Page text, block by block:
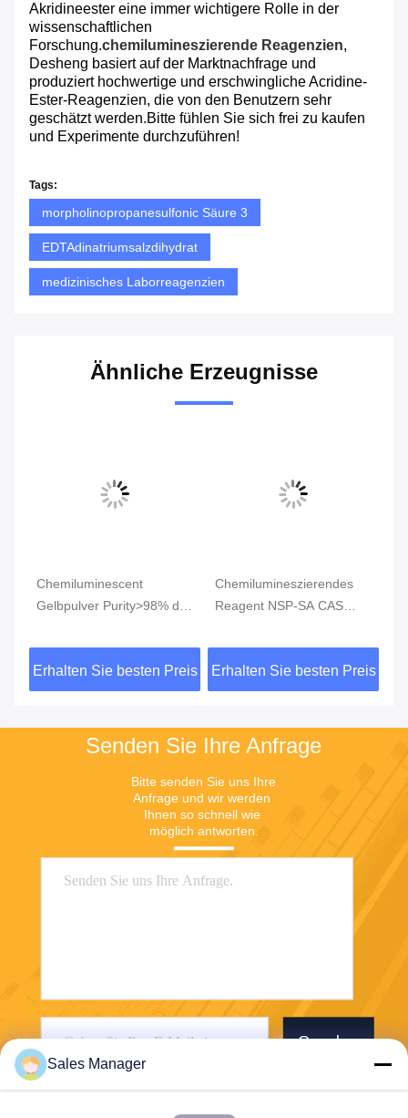
Akridineester eine immer wichtigere Rolle in der
wissenschaftlichen
Forschung.chemilumineszierende Reagenzien,
Desheng basiert auf der Marktnachfrage und
produziert hochwertige und erschwingliche Acridine-
Ester-Reagenzien, die von den Benutzern sehr
geschätzt werden.Bitte fühlen Sie sich frei zu kaufen
und Experimente durchzuführen!
Tags:
morpholinopropanesulfonic Säure 3
EDTAdinatriumsalzdihydrat
medizinisches Laborreagenzien
Ähnliche Erzeugnisse
Chemiluminescent
Gelbpulver Purity>98% des
CAS199293-83-9
Erhalten Sie besten Preis
Chemilumineszierendes
Reagent NSP-SA CAS
oder Feststoff
Erhalten Sie besten Preis
Senden Sie Ihre Anfrage
Bitte senden Sie uns Ihre
Anfrage und wir werden
Ihnen so schnell wie
möglich antworten.
Senden
Sales Manager